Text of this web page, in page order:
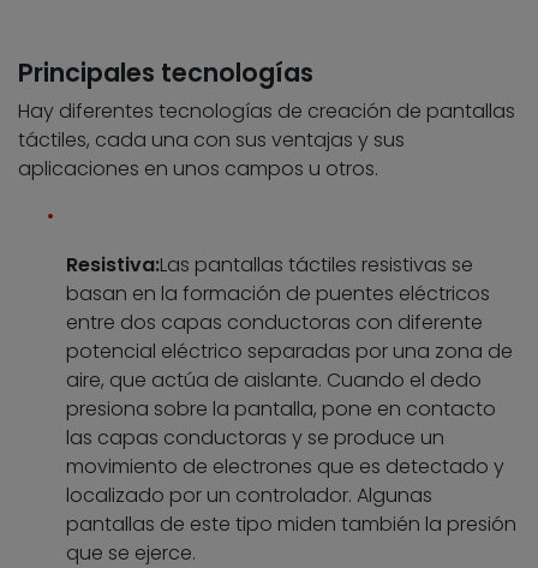
Principales tecnologías
Hay diferentes tecnologías de creación de pantallas
táctiles, cada una con sus ventajas y sus
aplicaciones en unos campos u otros.
Resistiva:Las pantallas táctiles resistivas se
basan en la formación de puentes eléctricos
entre dos capas conductoras con diferente
potencial eléctrico separadas por una zona de
aire, que actúa de aislante. Cuando el dedo
presiona sobre la pantalla, pone en contacto
las capas conductoras y se produce un
movimiento de electrones que es detectado y
localizado por un controlador. Algunas
pantallas de este tipo miden también la presión
que se ejerce.